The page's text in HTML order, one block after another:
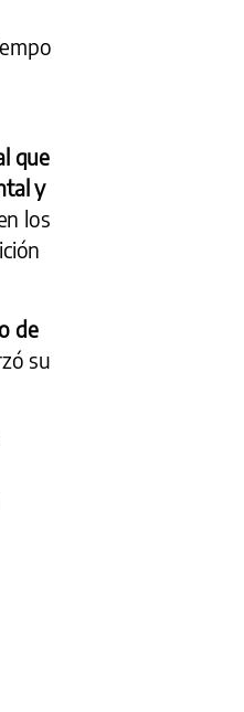
que
y
los
de
su